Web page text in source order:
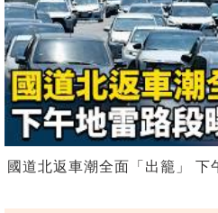
國道北返車潮全面「出籠」 下